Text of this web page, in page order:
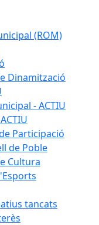
(ROM)
Dinamització
- ACTIU
Participació
de Poble
Cultura
tancats